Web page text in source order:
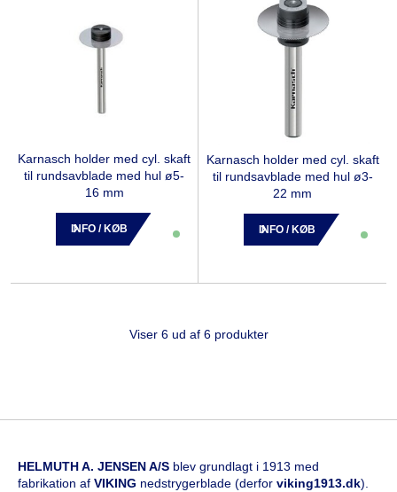
Karnasch holder med cyl. skaft
til rundsavblade med hul ø5-
16 mm
INFO / KØB
Karnasch holder med cyl. skaft
til rundsavblade med hul ø3-
22 mm
INFO / KØB
Viser 6 ud af 6 produkter
HELMUTH A. JENSEN A/S blev grundlagt i 1913 med
fabrikation af VIKING nedstrygerblade (derfor viking1913.dk).